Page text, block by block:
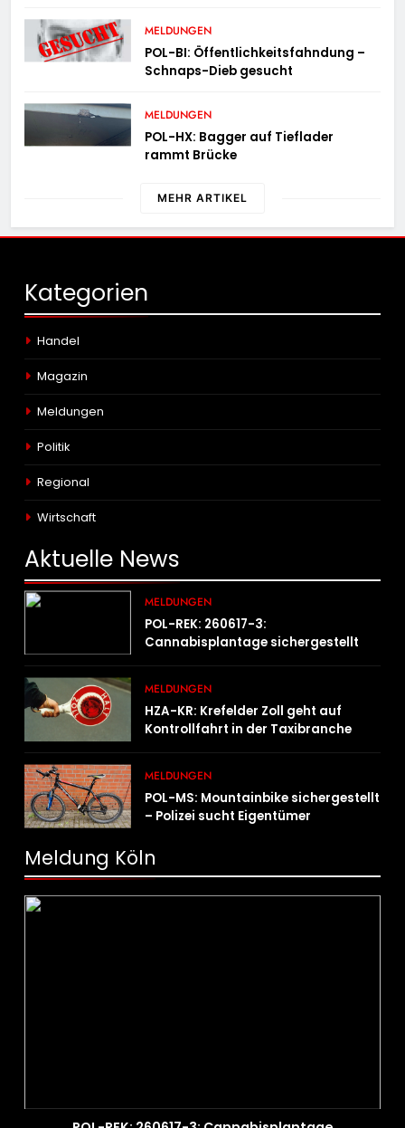
MELDUNGEN
POL-BI: Öffentlichkeitsfahndung –
Schnaps-Dieb gesucht
MELDUNGEN
POL-HX: Bagger auf Tieflader
rammt Brücke
MEHR ARTIKEL
Kategorien
Handel
Magazin
Meldungen
Politik
Regional
Wirtschaft
Aktuelle News
MELDUNGEN
POL-REK: 260617-3:
Cannabisplantage sichergestellt
MELDUNGEN
HZA-KR: Krefelder Zoll geht auf
Kontrollfahrt in der Taxibranche
MELDUNGEN
POL-MS: Mountainbike sichergestellt
– Polizei sucht Eigentümer
Meldung Köln